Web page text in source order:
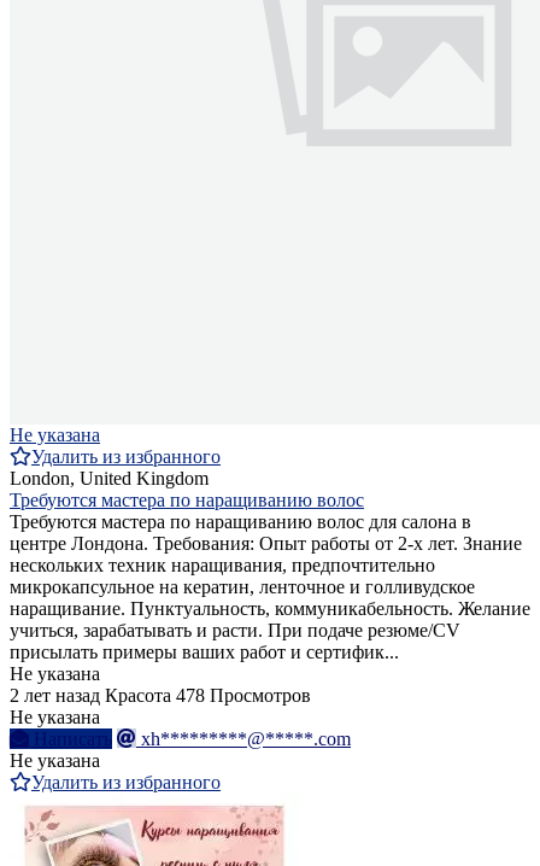
Не указана
Удалить из избранного
London, United Kingdom
Требуются мастера по наращиванию волос
Требуются мастера по наращиванию волос для салона в
центре Лондона. Требования: Опыт работы от 2-х лет. Знание
нескольких техник наращивания, предпочтительно
микрокапсульное на кератин, ленточное и голливудское
наращивание. Пунктуальность, коммуникабельность. Желание
учиться, зарабатывать и расти. При подаче резюме/CV
присылать примеры ваших работ и сертифик...
Не указана
2 лет назад Красота 478 Просмотров
Не указана
Написать
xh*********@*****.com
Не указана
Удалить из избранного